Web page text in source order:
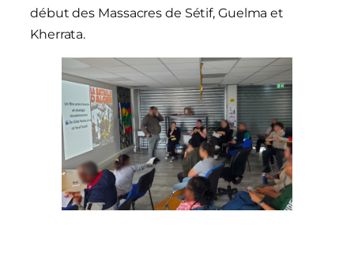
début des Massacres de Sétif, Guelma et
Kherrata.